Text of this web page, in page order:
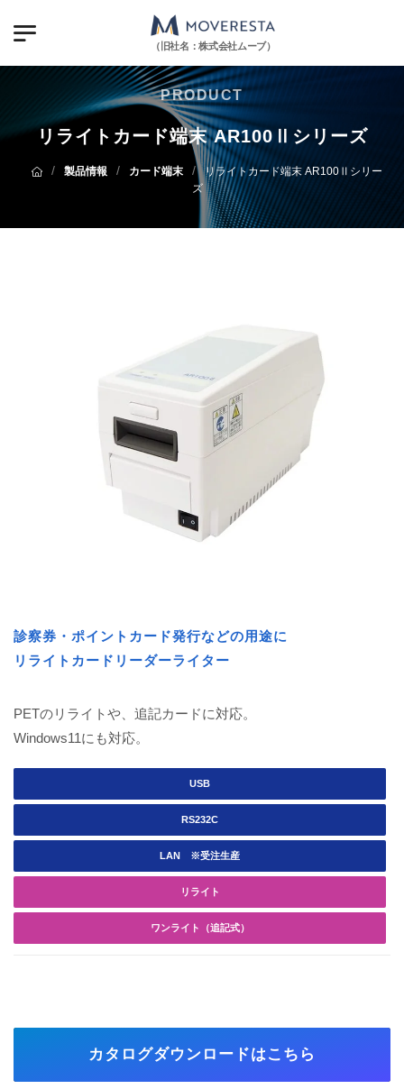
（旧社名：株式会社ムーブ）
PRODUCT
リライトカード端末 AR100Ⅱシリーズ
/ 製品情報 / カード端末 /
リライトカード端末 AR100Ⅱシリー
ズ
診察券・ポイントカード発行などの用途に
リライトカードリーダーライター
PETのリライトや、追記カードに対応。
Windows11にも対応。
USB
RS232C
LAN ※受注生産
リライト
ワンライト（追記式）
カタログダウンロードはこちら